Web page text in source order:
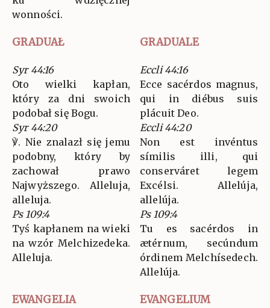
wonności.
GRADUAŁ GRADUALE
Syr 44:16
Oto wielki kapłan,
który za dni swoich
podobał się Bogu.
Syr 44:20
℣. Nie znalazł się jemu
podobny, który by
zachował prawo
Najwyższego. Alleluja,
alleluja.
Ps 109:4
Tyś kapłanem na wieki
na wzór Melchizedeka.
Alleluja.
Eccli 44:16
Ecce sacérdos magnus,
qui in diébus suis
plácuit Deo.
Eccli 44:20
Non est invéntus
símilis illi, qui
conserváret legem
Excélsi. Allelúja,
allelúja.
Ps 109:4
Tu es sacérdos in
ætérnum, secúndum
órdinem Melchísedech.
Allelúja.
EWANGELIA EVANGELIUM